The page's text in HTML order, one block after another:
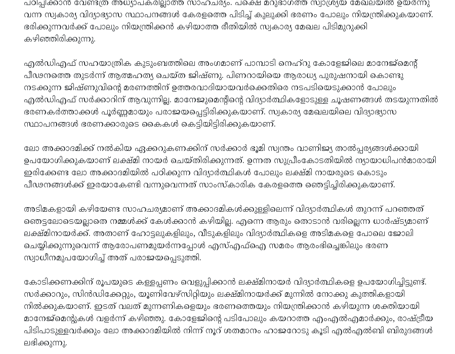
പഠിപ്പിക്കാന്‍ വേണ്ടത്ര അധ്യാപകരില്ലാത്ത സാഹചര്യം. പക്ഷെ മറുഭാഗത്ത് സ്വാശ്ര്യയ മേഖലയില്‍ ഉയര്‍ന്നു
വന്ന സ്വകാര്യ വിദ്യാഭ്യാസ സ്ഥാപനങ്ങള്‍ കേരളത്തെ പിടിച്ച് കുലുക്കി ഭരണം പോലും നിയന്ത്രിക്കുകയാണ്.
ഭരിക്കുന്നവര്‍ക്ക് പോലും നിയന്ത്രിക്കന്‍ കഴിയാത്ത രീതിയില്‍ സ്വകാര്യ മേഖല പിടിമുറുക്കി
കഴിഞ്ഞിരിക്കുന്നു.
എല്‍ഡിഎഫ് സഹയാത്രിക കുടുംബത്തിലെ അംഗമാണ് പാമ്പാടി നെഹ്‌റു കോളേജിലെ മാനേജ്‌മെന്റ്
പീഢനത്തെ തുടര്‍ന്ന് ആത്മഹത്യ ചെയ്ത ജിഷ്ണു. പിണറായിയെ ആരാധ്യ പുരുഷനായി കൊണ്ടു
നടക്കുന്ന ജിഷ്ണുവിന്റെ മരണത്തിന് ഉത്തരവാദിയായവര്‍ക്കെതിരെ നടപടിയെടുക്കാന്‍ പോലും
എല്‍ഡിഎഫ് സര്‍ക്കാറിന് ആവുന്നില്ല. മാനേജുമെന്റിന്റെ വിദ്യാര്‍ത്ഥികളോടുള്ള ചൂഷണങ്ങള്‍ തടയുന്നതില്‍
ഭരണകര്‍ത്താക്കള്‍ പൂര്‍ണ്ണമായും പരാജയപ്പെട്ടിരിക്കുകയാണ്. സ്വകാര്യ മേഖലയിലെ വിദ്യാഭ്യാസ
സ്ഥാപനങ്ങള്‍ ഭരണക്കാരുടെ കൈകള്‍ കെട്ടിയിട്ടിരിക്കുകയാണ്.
ലോ അക്കാദമിക്ക് നല്‍കിയ ഏക്കറുകണക്കിന് സര്‍ക്കാര്‍ ഭൂമി സ്വന്തം വാണിജ്യ താല്‍പ്പര്യങ്ങള്‍ക്കായി
ഉപയോഗിക്കുകയാണ് ലക്ഷ്മി നായര്‍ ചെയ്തിരിക്കുന്നത്. ഉന്നത സുപ്രീംകോടതിയില്‍ ന്യായാധിപന്‍മാരായി
ഇരിക്കേണ്ട ലോ അക്കാദമിയില്‍ പഠിക്കുന്ന വിദ്യാര്‍ത്ഥികള്‍ പോലും ലക്ഷ്മി നായരുടെ കൊടും
പീഢനങ്ങള്‍ക്ക് ഇരയാകേണ്ടി വന്നുവെന്നത് സാംസ്‌കാരിക കേരളത്തെ ഞെട്ടിച്ചിരിക്കുകയാണ്.
അടിമകളായി കഴിയേണ്ട സാഹചര്യമാണ് അക്കാദമികള്‍ക്കുള്ളിലെന്ന് വിദ്യാര്‍ത്ഥികള്‍ തുറന്ന് പറഞ്ഞത്
ഞെട്ടലോടെയല്ലാതെ നമ്മള്‍ക്ക് കേള്‍ക്കാന്‍ കഴിയില്ല. എന്നെ ആരും തൊടാന്‍ വരില്ലെന്ന ധാര്‍ഷ്ട്യമാണ്
ലക്ഷ്മിനായര്‍ക്ക്. അതാണ് ഹോട്ടലുകളിലും, വീടുകളിലും വിദ്യാര്‍ത്ഥികളെ അടിമകളെ പോലെ ജോലി
ചെയ്യിക്കുന്നുവെന്ന് ആരോപണമുയര്‍ന്നപ്പോള്‍ എസ്എഫ്‌ഐ സമരം ആരംഭിച്ചെങ്കിലും ഭരണ
സ്വാധീനമുപയോഗിച്ച് അത് പരാജയപ്പെടുത്തി.
കോടിക്കണക്കിന് രൂപയുടെ കള്ളപ്പണം വെളുപ്പിക്കാന്‍ ലക്ഷ്മിനായര്‍ വിദ്യാര്‍ത്ഥികളെ ഉപയോഗിച്ചിട്ടുണ്ട്.
സര്‍ക്കാറും, സിന്‍ഡിക്കേറ്റും, യൂണിവേഴ്‌സിറ്റിയും ലക്ഷ്മിനായര്‍ക്ക് മുന്നില്‍ നോക്കു കുത്തികളായി
നില്‍ക്കുകയാണ്. ഇടത് വലത് മുന്നണികളെയും ഭരണത്തെയും നിയന്ത്രിക്കാന്‍ കഴിയുന്ന ശക്തിയായി
മാനേജ്‌മെന്റുകള്‍ വളര്‍ന്ന് കഴിഞ്ഞു. കോളേജിന്റെ പടിപോലും കയറാത്ത എംഎല്‍എമാര്‍ക്കും, രാഷ്ട്രീയ
പിടിപാടുള്ളവര്‍ക്കും ലോ അക്കാദമിയില്‍ നിന്ന് നൂറ് ശതമാനം ഹാജറോടു കൂടി എല്‍എല്‍ബി ബിരുദങ്ങള്‍
ലഭിക്കുന്നു.